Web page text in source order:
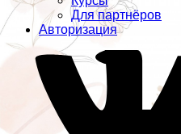
Для партнёров
Авторизация